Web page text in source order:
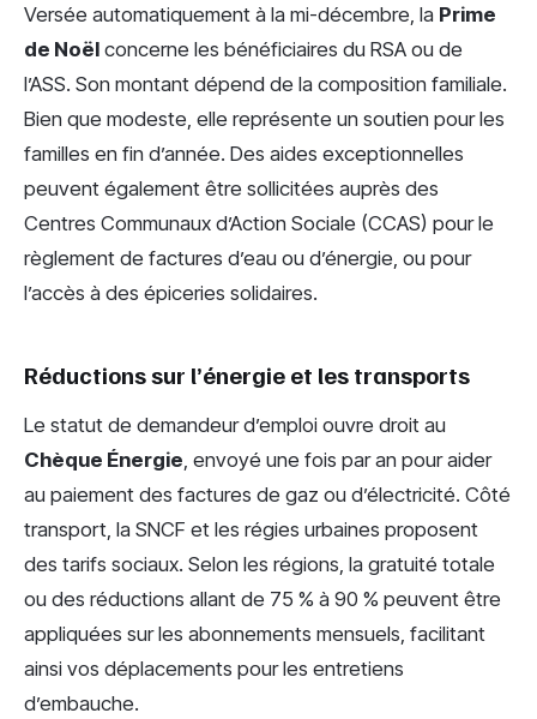
Versée automatiquement à la mi-décembre, la Prime
de Noël concerne les bénéficiaires du RSA ou de
l’ASS. Son montant dépend de la composition familiale.
Bien que modeste, elle représente un soutien pour les
familles en fin d’année. Des aides exceptionnelles
peuvent également être sollicitées auprès des
Centres Communaux d’Action Sociale (CCAS) pour le
règlement de factures d’eau ou d’énergie, ou pour
l’accès à des épiceries solidaires.
Réductions sur l’énergie et les transports
Le statut de demandeur d’emploi ouvre droit au
Chèque Énergie , envoyé une fois par an pour aider
au paiement des factures de gaz ou d’électricité. Côté
transport, la SNCF et les régies urbaines proposent
des tarifs sociaux. Selon les régions, la gratuité totale
ou des réductions allant de 75 % à 90 % peuvent être
appliquées sur les abonnements mensuels, facilitant
ainsi vos déplacements pour les entretiens
d’embauche.